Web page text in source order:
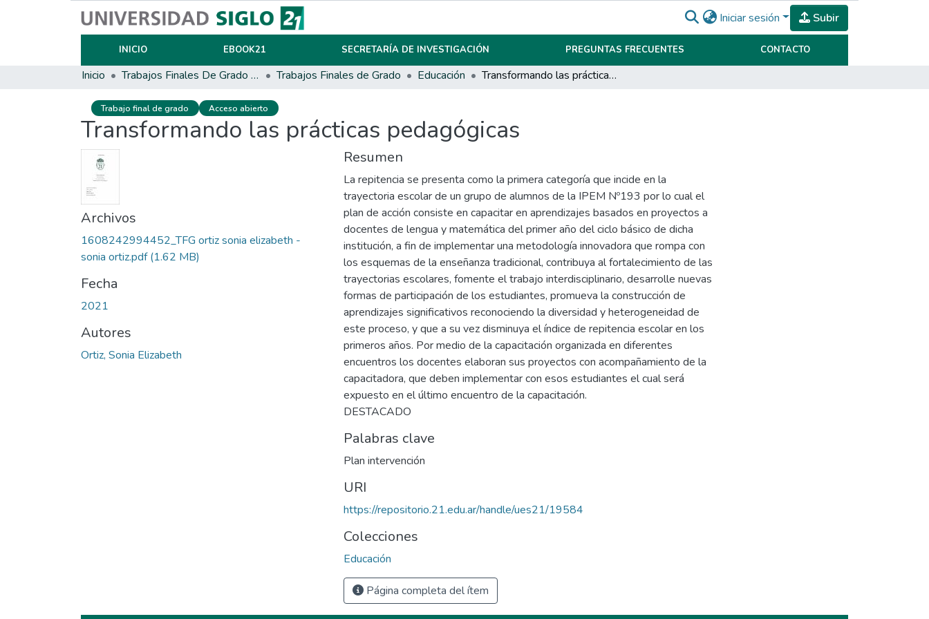
Iniciar sesión Subir
INICIO EBOOK21 SECRETARÍA DE INVESTIGACIÓN PREGUNTAS FRECUENTES CONTACTO
Inicio Trabajos Finales De Grado Y Posgrado Trabajos Finales de Grado Educación Transformando las prácticas pedagógicas
Trabajo final de grado Acceso abierto
Transformando las prácticas pedagógicas
Archivos
1608242994452_TFG ortiz sonia elizabeth -
sonia ortiz.pdf(1.62 MB)
Fecha
2021
Autores
Ortiz, Sonia Elizabeth
Resumen
La repitencia se presenta como la primera categoría que incide en la
trayectoria escolar de un grupo de alumnos de la IPEM Nº193 por lo cual el
plan de acción consiste en capacitar en aprendizajes basados en proyectos a
docentes de lengua y matemática del primer año del ciclo básico de dicha
institución, a fin de implementar una metodología innovadora que rompa con
los esquemas de la enseñanza tradicional, contribuya al fortalecimiento de las
trayectorias escolares, fomente el trabajo interdisciplinario, desarrolle nuevas
formas de participación de los estudiantes, promueva la construcción de
aprendizajes significativos reconociendo la diversidad y heterogeneidad de
este proceso, y que a su vez disminuya el índice de repitencia escolar en los
primeros años. Por medio de la capacitación organizada en diferentes
encuentros los docentes elaboran sus proyectos con acompañamiento de la
capacitadora, que deben implementar con esos estudiantes el cual será
expuesto en el último encuentro de la capacitación.
DESTACADO
Palabras clave
Plan intervención
URI
https://repositorio.21.edu.ar/handle/ues21/19584
Colecciones
Educación
Página completa del ítem